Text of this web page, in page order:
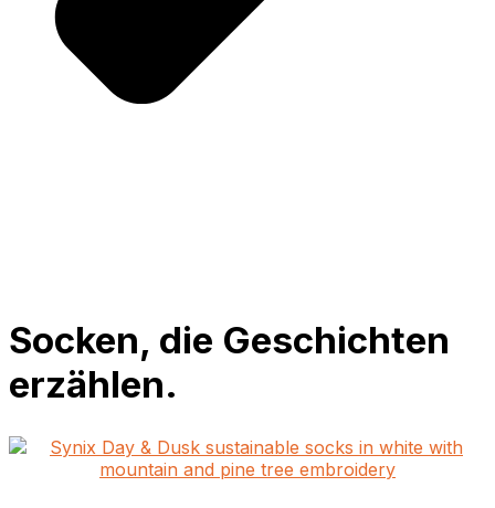
Socken, die Geschichten
erzählen.